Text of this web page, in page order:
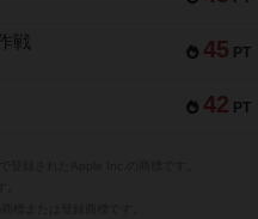
45 PT
戦
42 PT